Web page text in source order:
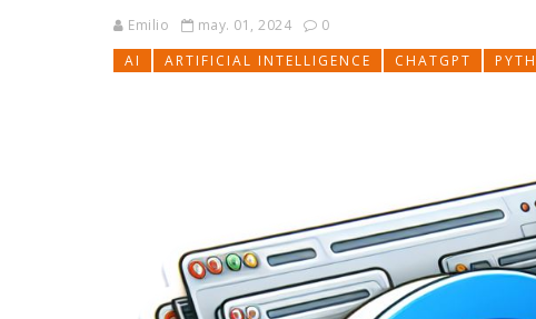
Emilio may. 01, 2024
0
AI
ARTIFICIAL INTELLIGENCE CHATGPT